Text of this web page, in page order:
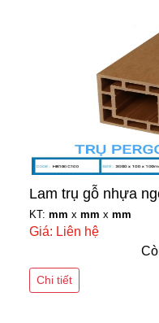
Lam trụ gỗ nhựa
KT: mm x mm x mm
Giá: Liên hệ
Chi tiết